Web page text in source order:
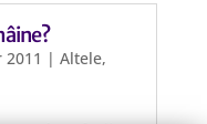
| Altele,